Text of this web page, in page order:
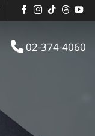
02-374-4060